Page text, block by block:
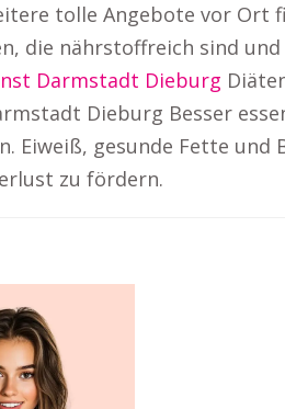
tolle Angebote vor Ort
die nährstoffreich sind
Darmstadt Dieburg
Dieburg Besser
Eiweiß, gesunde Fette und
zu fördern.